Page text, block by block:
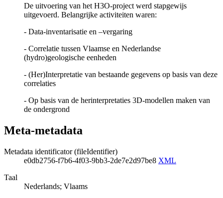
De uitvoering van het H3O-project werd stapgewijs
uitgevoerd. Belangrijke activiteiten waren:
- Data-inventarisatie en –vergaring
- Correlatie tussen Vlaamse en Nederlandse
(hydro)geologische eenheden
- (Her)Interpretatie van bestaande gegevens op basis van deze
correlaties
- Op basis van de herinterpretaties 3D-modellen maken van
de ondergrond
Meta-metadata
Metadata identificator (fileIdentifier)
e0db2756-f7b6-4f03-9bb3-2de7e2d97be8 XML
Taal
Nederlands; Vlaams